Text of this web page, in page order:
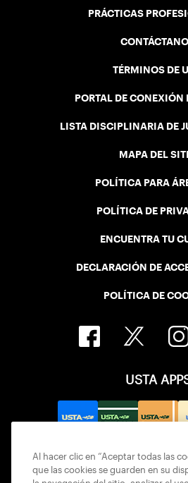
PRÁCTICAS
TÉRMINOS DE
PORTAL DE CONEXIÓN
LISTA DISCIPLINARIA DE
MAPA DEL
POLÍTICA PARA
POLÍTICA DE
ENCUENTRA TU
DECLARACIÓN DE
POLÍTICA DE
USTA
Al hacer clic en “Aceptar todas las
que las cookies se guarden en su